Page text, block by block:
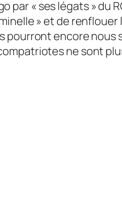
« ses légats » du
» et de renflouer
pourront encore nous
ne sont